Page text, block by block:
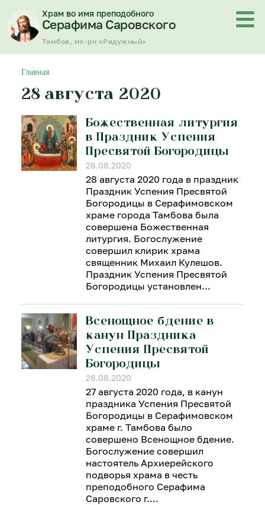
содержимому
Храм во имя преподобного
Серафима Саровского
Тамбов, мк-рн «Радужный»
Главная
28 августа 2020
Божественная литургия
в Праздник Успения
Пресвятой Богородицы
28.08.2020
28 августа 2020 года в праздник
Праздник Успения Пресвятой
Богородицы в Серафимовском
храме города Тамбова была
совершена Божественная
литургия. Богослужение
совершил клирик храма
священник Михаил Кулешов.
Праздник Успения Пресвятой
Богородицы установлен
Всенощное бдение в
канун Праздника
Успения Пресвятой
Богородицы
28.08.2020
27 августа 2020 года, в канун
праздника Успения Пресвятой
Богородицы в Серафимовском
храме г. Тамбова было
совершено Всенощное бдение.
Богослужение совершил
настоятель Архиерейского
подворья храма в честь
преподобного Серафима
Саровского г.